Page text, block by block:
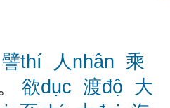
譬thí 人nhân 乘
欲dục 渡độ 大